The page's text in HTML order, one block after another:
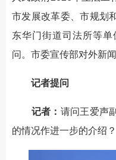
市发展改革委、市规划
东华门街道司法所等
问。市委宣传部对外新
记者提问
记者： 请问王爱声
的情况作进一步的介绍？